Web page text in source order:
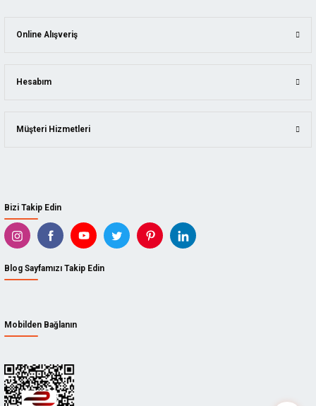
Bizi Takip Edin
Blog Sayfamızı Takip Edin
Mobilden Bağlanın
Online Alışveriş
Hesabım
Müşteri Hizmetleri